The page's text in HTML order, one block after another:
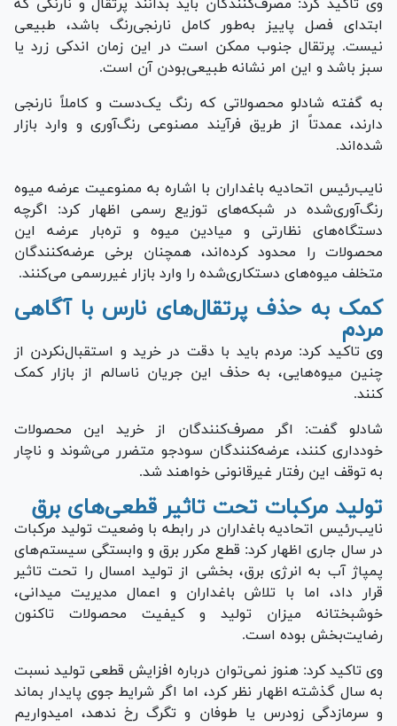
وی تاکید کرد: مصرف‌کنندگان باید بدانند پرتقال و نارنگی که
ابتدای فصل پاییز به‌طور کامل نارنجی‌رنگ باشد، طبیعی
نیست. پرتقال جنوب ممکن است در این زمان اندکی زرد یا
سبز باشد و این امر نشانه طبیعی‌بودن آن است.
به گفته شادلو محصولاتی که رنگ یک‌دست و کاملاً نارنجی
دارند، عمدتاً از طریق فرآیند مصنوعی رنگ‌آوری و وارد بازار
شده‌اند.
نایب‌رئیس اتحادیه باغداران با اشاره به ممنوعیت عرضه میوه
رنگ‌آوری‌شده در شبکه‌های توزیع رسمی اظهار کرد: اگرچه
دستگاه‌های نظارتی و میادین میوه و تره‌بار عرضه این
محصولات را محدود کرده‌اند، همچنان برخی عرضه‌کنندگان
متخلف میوه‌های دستکاری‌شده را وارد بازار غیررسمی می‌کنند.
کمک به حذف پرتقال‌های نارس با آگاهی
مردم
وی تاکید کرد: مردم باید با دقت در خرید و استقبال‌نکردن از
چنین میوه‌هایی، به حذف این جریان ناسالم از بازار کمک
کنند.
شادلو گفت: اگر مصرف‌کنندگان از خرید این محصولات
خودداری کنند، عرضه‌کنندگان سودجو متضرر می‌شوند و ناچار
به توقف این رفتار غیرقانونی خواهند شد.
تولید مرکبات تحت تاثیر قطعی‌های برق
نایب‌رئیس اتحادیه باغداران در رابطه با وضعیت تولید مرکبات
در سال جاری اظهار کرد: قطع مکرر برق و وابستگی سیستم‌های
پمپاژ آب به انرژی برق، بخشی از تولید امسال را تحت تاثیر
قرار داد، اما با تلاش باغداران و اعمال مدیریت میدانی،
خوشبختانه میزان تولید و کیفیت محصولات تاکنون
رضایت‌بخش بوده است.
وی تاکید کرد: هنوز نمی‌توان درباره افزایش قطعی تولید نسبت
به سال گذشته اظهار نظر کرد، اما اگر شرایط جوی پایدار بماند
و سرمازدگی زودرس یا طوفان و تگرگ رخ ندهد، امیدواریم